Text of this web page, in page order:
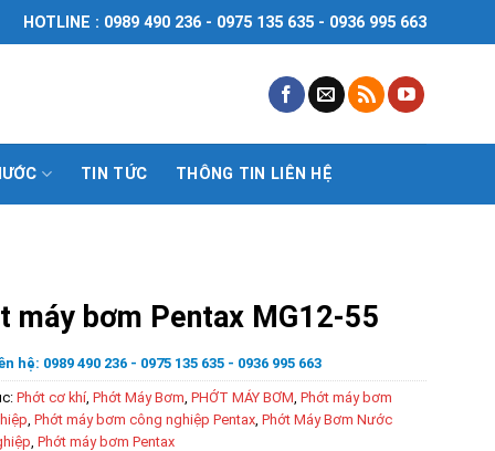
HOTLINE : 0989 490 236 - 0975 135 635 - 0936 995 663
TIN TỨC THÔNG TIN LIÊN HỆ
máy bơm Pentax MG12-55
hệ: 0989 490 236 - 0975 135 635 - 0936 995 663
Phớt cơ khí, Phớt Máy Bơm PHỚT MÁY BƠM Phớt máy bơm
Phớt máy bơm công nghiệp Pentax, Phớt Máy Bơm Nước
Phớt máy bơm Pentax